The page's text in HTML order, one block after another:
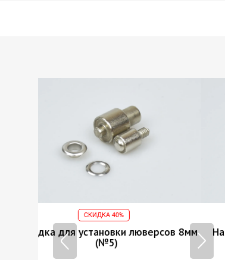
СКИДКА 40%
Насадка для установки люверсов 8мм